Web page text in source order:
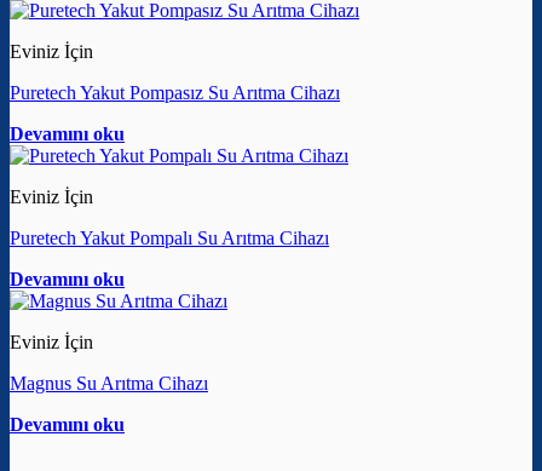
Eviniz İçin
Puretech Yakut Pompasız Su Arıtma Cihazı
Devamını oku
Eviniz İçin
Puretech Yakut Pompalı Su Arıtma Cihazı
Devamını oku
Eviniz İçin
Magnus Su Arıtma Cihazı
Devamını oku